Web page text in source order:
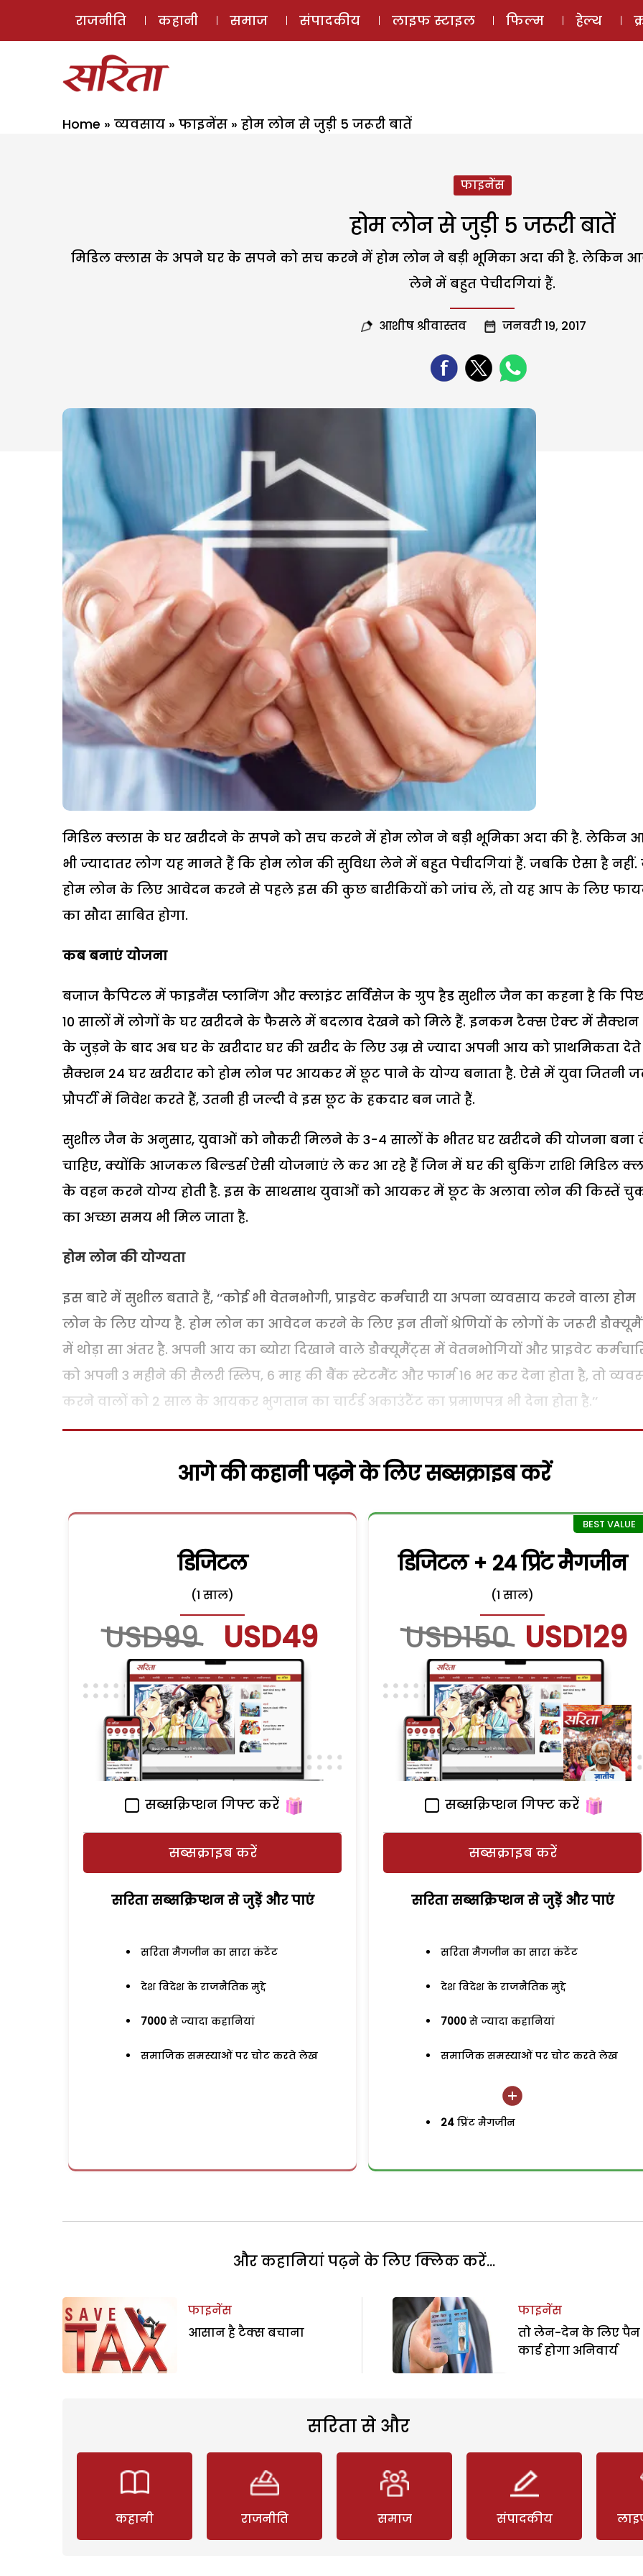
ई-मैगज़ीन
राजनीति कहानी समाज संपादकीय लाइफ स्टाइल फिल्म हेल्थ
Home » व्यवसाय » फाइनेंस » होम लोन से जुड़ी 5 जरूरी बातें
फाइनेंस
होम लोन से जुड़ी 5 जरूरी बातें
मिडिल क्लास के अपने घर के सपने को सच करने में होम लोन ने बड़ी भूमिका अदा की है. लेकिन
लेने में बहुत पेचीदगियां हैं.
आशीष श्रीवास्तव जनवरी 19, 2017
मिडिल क्लास के घर खरीदने के सपने को सच करने में होम लोन ने बड़ी भूमिका अदा की है. लेकिन
भी ज्यादातर लोग यह मानते हैं कि होम लोन की सुविधा लेने में बहुत पेचीदगियां हैं. जबकि ऐसा है नहीं.
होम लोन के लिए आवेदन करने से पहले इस की कुछ बारीकियों को जांच लें, तो यह आप के लिए
का सौदा साबित होगा.
कब बनाएं योजना
बजाज कैपिटल में फाइनैंस प्लानिंग और क्लाइंट सर्विसेज के ग्रुप हैड सुशील जैन का कहना है कि
10 सालों में लोगों के घर खरीदने के फैसले में बदलाव देखने को मिले हैं. इनकम टैक्स ऐक्ट में सैक्शन
के जुड़ने के बाद अब घर के खरीदार घर की खरीद के लिए उम्र से ज्यादा अपनी आय को प्राथमिकता देते
सैक्शन 24 घर खरीदार को होम लोन पर आयकर में छूट पाने के योग्य बनाता है. ऐसे में युवा जितनी
प्रौपर्टी में निवेश करते हैं, उतनी ही जल्दी वे इस छूट के हकदार बन जाते हैं.
सुशील जैन के अनुसार, युवाओं को नौकरी मिलने के 3-4 सालों के भीतर घर खरीदने की योजना बना
चाहिए, क्योंकि आजकल बिल्डर्स ऐसी योजनाएं ले कर आ रहे हैं जिन में घर की बुकिंग राशि मिडिल
के वहन करने योग्य होती है. इस के साथसाथ युवाओं को आयकर में छूट के अलावा लोन की किस्तें
का अच्छा समय भी मिल जाता है.
होम लोन की योग्यता
इस बारे में सुशील बताते हैं, ‘‘कोई भी वेतनभोगी, प्राइवेट कर्मचारी या अपना व्यवसाय करने वाला होम
लोन के लिए योग्य है. होम लोन का आवेदन करने के लिए इन तीनों श्रेणियों के लोगों के जरूरी
में थोड़ा सा अंतर है. अपनी आय का ब्योरा दिखाने वाले डौक्यूमैंट्स में वेतनभोगियों और प्राइवेट
को अपनी 3 महीने की सैलरी स्लिप, 6 माह की बैंक स्टेटमैंट और फार्म 16 भर कर देना होता है, तो
करने वालों को 2 साल के आयकर भुगतान का चार्टर्ड अकाउंटैंट का प्रमाणपत्र भी देना होता है.’’
आगे की कहानी पढ़ने के लिए सब्सक्राइब करें
डिजिटल
(1 साल)
USD99 USD49
सब्सक्रिप्शन गिफ्ट करें
सब्सक्राइब करें
सरिता सब्सक्रिप्शन से जुड़ेें और पाएं
सरिता मैगजीन का सारा कंटेंट
देश विदेश के राजनैतिक मुद्दे
7000 से ज्यादा कहानियां
समाजिक समस्याओं पर चोट करते लेख
डिजिटल + 24 प्रिंट मैगजीन
(1 साल)
USD150 USD129
सब्सक्रिप्शन गिफ्ट करें
सब्सक्राइब करें
सरिता सब्सक्रिप्शन से जुड़ेें और पाएं
सरिता मैगजीन का सारा कंटेंट
देश विदेश के राजनैतिक मुद्दे
7000 से ज्यादा कहानियां
समाजिक समस्याओं पर चोट करते लेख
24 प्रिंट मैगजीन
और कहानियां पढ़ने के लिए क्लिक करें...
फाइनेंस
आसान है टैक्स बचाना
फाइनेंस
तो लेन-देन के लिए पैन
कार्ड होगा अनिवार्य
सरिता से और
कहानी राजनीति समाज संपादकीय